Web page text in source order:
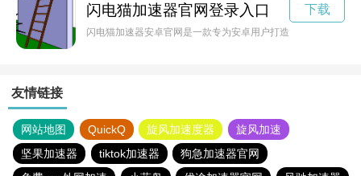
闪电猫加速器官网登录入口
闪电猫加速器安卓官网是一款专为安卓用户打造的网络加速工
下载
友情链接
网站地图 QuickQ 旋风加速度器
旋风加速
坚果加速器
tiktok加速器
狗急加速器官网